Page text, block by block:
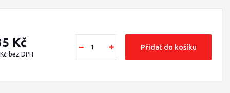
Kč
bez DPH
Přidat do košíku